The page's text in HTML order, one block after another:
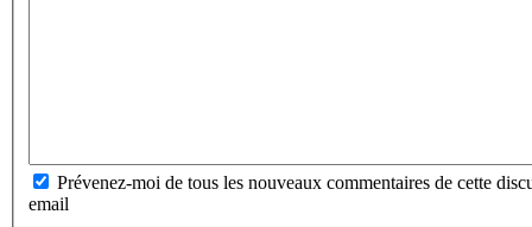
Prévenez-moi de tous les nouveaux commentaires de cette
email